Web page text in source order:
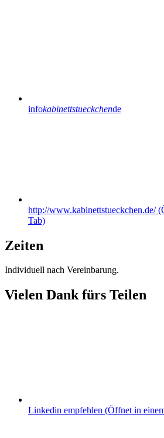
infokabinettstueckchende
http://www.kabinettstueckchen.de/
Tab)
Zeiten
Individuell nach Vereinbarung.
Vielen Dank fürs Teilen
Linkedin empfehlen (Öffnet in